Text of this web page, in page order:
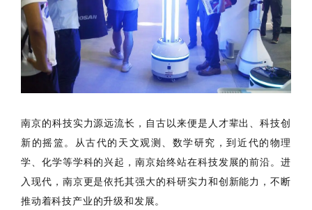
南京的科技实力源远流长，自古以来便是人才辈出、科技创
新的摇篮。从古代的天文观测、数学研究，到近代的物理
学、化学等学科的兴起，南京始终站在科技发展的前沿。进
入现代，南京更是依托其强大的科研实力和创新能力，不断
推动着科技产业的升级和发展。